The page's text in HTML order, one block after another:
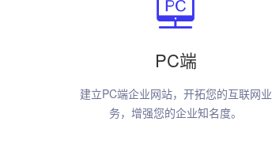
PC端
建立PC端企业网站，开拓您的互联网业
务，增强您的企业知名度。